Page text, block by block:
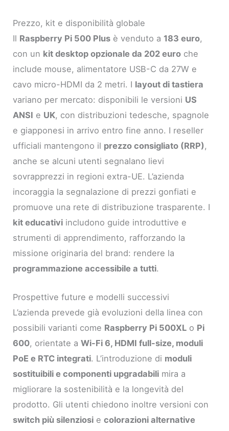
Prezzo, kit e disponibilità globale
Il Raspberry Pi 500 Plus è venduto a 183 euro,
con un kit desktop opzionale da 202 euro che
include mouse, alimentatore USB-C da 27W e
cavo micro-HDMI da 2 metri. I layout di tastiera
variano per mercato: disponibili le versioni US
ANSI e UK, con distribuzioni tedesche, spagnole
e giapponesi in arrivo entro fine anno. I reseller
ufficiali mantengono il prezzo consigliato (RRP) ,
anche se alcuni utenti segnalano lievi
sovrapprezzi in regioni extra-UE. L’azienda
incoraggia la segnalazione di prezzi gonfiati e
promuove una rete di distribuzione trasparente. I
kit educativi includono guide introduttive e
strumenti di apprendimento, rafforzando la
missione originaria del brand: rendere la
programmazione accessibile a tutti.
Prospettive future e modelli successivi
L’azienda prevede già evoluzioni della linea con
possibili varianti come Raspberry Pi 500XL o Pi
600, orientate aWi-Fi 6, HDMI full-size, moduli
PoE e RTC integrati. L’introduzione di moduli
sostituibili e componenti upgradabili mira a
migliorare la sostenibilità e la longevità del
prodotto. Gli utenti chiedono inoltre versioni con
switch più silenziosi ecolorazioni alternative